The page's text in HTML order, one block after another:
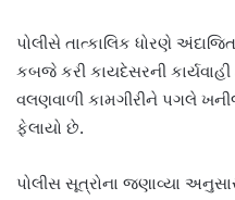
પોલીસે તાત્કાલિક ધોરણે
કબજે કરી કાયદેસરની
વલણવાળી કામગીરીને પગલે
ફેલાયો છે.
પોલીસ સૂત્રોના જણાવ્યા